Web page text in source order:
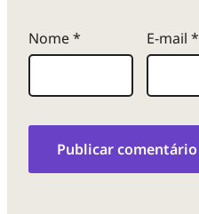
Nome* E-mail *